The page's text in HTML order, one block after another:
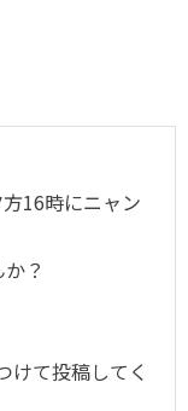
16時にニャン
？
けて投稿してく